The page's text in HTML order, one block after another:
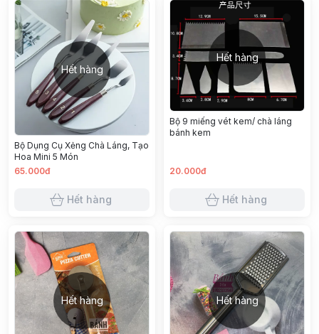
Hết hàng
Bộ Dụng Cụ Xẻng Chà Láng, Tạo
Hoa Mini 5 Món
65.000đ
Hết hàng
Hết hàng
Bộ 9 miếng vét kem/ chà láng
bánh kem
20.000đ
Hết hàng
Hết hàng Hết hàng